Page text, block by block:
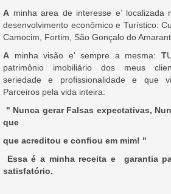
A minha area de interesse e’ localizada
desenvolvimento econômico e Turístico:
Camocim, Fortim, São Gonçalo do
A minha visão e' sempre a mesma: T
patrimônio imobiliário dos meus
seriedade e proﬁssionalidade e que
Parceiros pela vida inteira:
" Nunca gerar Falsas expectativas,
que
que acreditou e conﬁou em mim! "
Essa é a minha receita e garantia
satisfatório.